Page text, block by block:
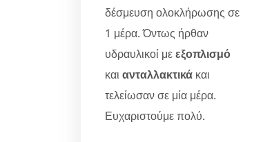
δέσμευση ολοκλήρωσης σε
1 μέρα. Όντως ήρθαν
υδραυλικοί μεεξοπλισμό
και ανταλλακτικά και
τελείωσαν σε μία μέρα.
Ευχαριστούμε πολύ.